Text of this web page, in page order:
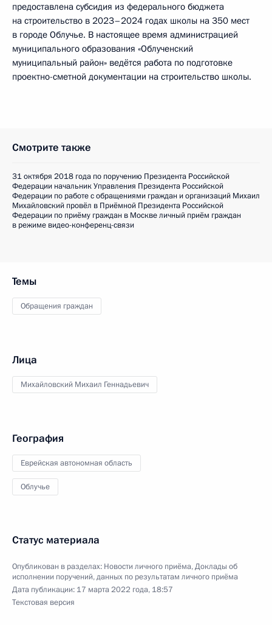
предоставлена субсидия из федерального бюджета
на строительство в 2023–2024 годах школы на 350 мест
в городе Облучье. В настоящее время администрацией
муниципального образования «Облученский
муниципальный район» ведётся работа по подготовке
проектно-сметной документации на строительство школы.
Смотрите также
31 октября 2018 года по поручению Президента Российской
Федерации начальник Управления Президента Российской
Федерации по работе с обращениями граждан и организаций Михаил
Михайловский провёл в Приёмной Президента Российской
Федерации по приёму граждан в Москве личный приём граждан
в режиме видео-конференц-связи
Темы
Обращения граждан
Лица
Михайловский Михаил Геннадьевич
География
Еврейская автономная область
Облучье
Статус материала
Опубликован в разделах: Новости личного приёма,Доклады об
исполнении поручений, данных по результатам личного приёма
Дата публикации: 17 марта 2022 года, 18:57
Текстовая версия